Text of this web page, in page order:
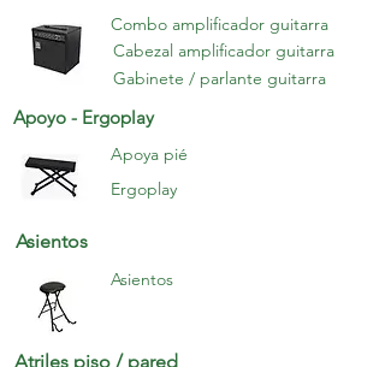
Combo amplificador guitarra
Cabezal amplificador guitarra
Gabinete / parlante guitarra
Apoyo - Ergoplay
Apoya pié
Ergoplay
Asientos
Asientos
Atriles piso / pared